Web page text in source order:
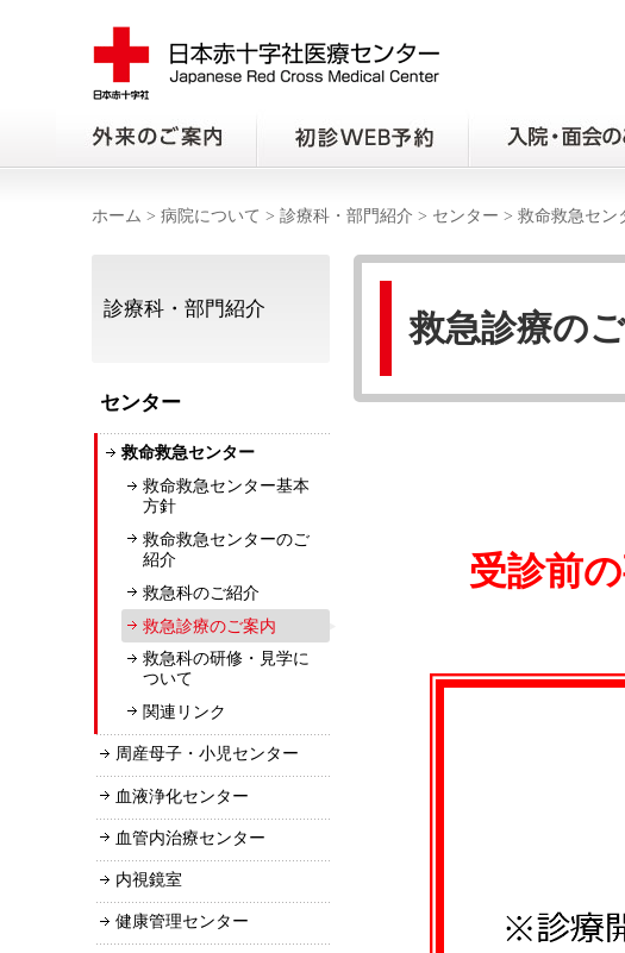
ホーム > 病院について > 診療科・部門紹介 > センター > 救命救急セン
救急診療の
受診前
診療科・部門紹介
センター
救命救急センター
救命救急センター基本
方針
救命救急センターのご
紹介
救急科のご紹介
救急診療のご案内
救急科の研修・見学に
ついて
関連リンク
周産母子・小児センター
血液浄化センター
血管内治療センター
内視鏡室
健康管理センター